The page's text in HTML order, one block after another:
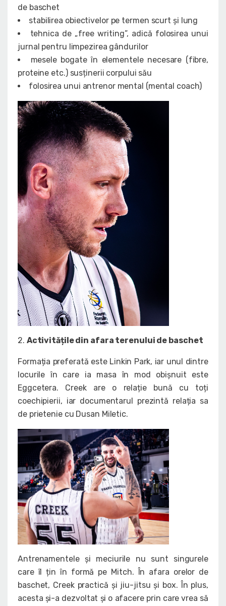
de baschet
stabilirea obiectivelor pe termen scurt și lung
tehnica de „free writing”, adică folosirea unui
jurnal pentru limpezirea gândurilor
mesele bogate în elementele necesare (fibre,
proteine etc.) susținerii corpului său
folosirea unui antrenor mental (mental coach)
2. Activitățile din afara terenului de baschet
Formația preferată este Linkin Park, iar unul dintre
locurile în care ia masa în mod obișnuit este
Eggcetera. Creek are o relație bună cu toți
coechipierii, iar documentarul prezintă relația sa
de prietenie cu Dusan Miletic.
Antrenamentele și meciurile nu sunt singurele
care îl țin în formă pe Mitch. În afara orelor de
baschet, Creek practică și jiu-jitsu și box. În plus,
acesta și-a dezvoltat și o afacere prin care vrea să